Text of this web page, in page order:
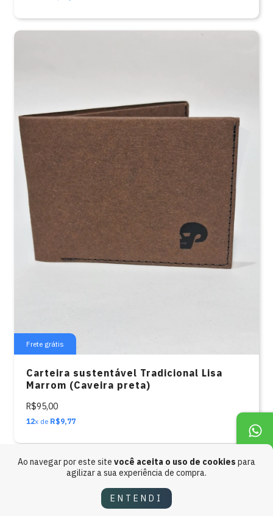
Ao navegar por este site você aceita o uso de cookies para
agilizar a sua experiência de compra.
ENTENDI
Frete grátis
Carteira sustentável Tradicional Lisa
Marrom (Caveira preta)
R$95,00
12x de R$9,77